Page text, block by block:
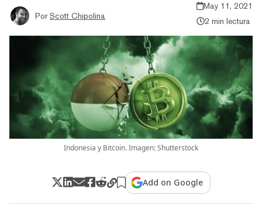
Por Scott Chipolina
May 11, 2021
2 min lectura
Indonesia y Bitcoin. Imagen: Shutterstock
Add on Google